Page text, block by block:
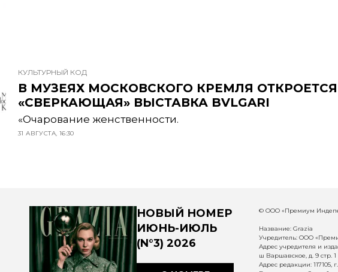
КУЛЬТУРНЫЙ КОД
В МУЗЕЯХ МОСКОВСКОГО КРЕМЛЯ ОТКРОЕТСЯ
«СВЕРКАЮЩАЯ» ВЫСТАВКА BVLGARI
«Очарование женственности.
31 АВГУСТА, 16:30
НОВЫЙ НОМЕР
ИЮНЬ-ИЮЛЬ
(N°3) 2026
© ООО «Премиум
Название: Grazia
Учредитель: ООО
Адрес учредителя и
ш Варшавское, д. 9 стр. 1
Адрес редакции: